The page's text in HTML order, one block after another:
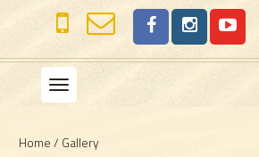
Toggle
navigation
Home/ Gallery